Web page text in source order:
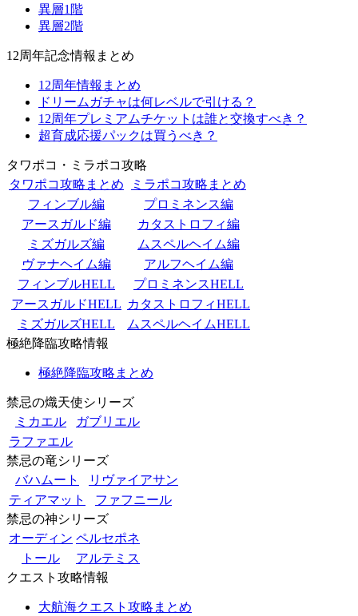
異層1階
異層2階
12周年記念情報まとめ
12周年情報まとめ
ドリームガチャは何レベルで引ける？
12周年プレミアムチケットは誰と交換すべき？
超育成応援パックは買うべき？
タワポコ・ミラポコ攻略
タワポコ攻略まとめ
ミラポコ攻略まとめ
フィンブル編
プロミネンス編
アースガルド編
カタストロフィ編
ミズガルズ編
ムスペルヘイム編
ヴァナヘイム編
アルフヘイム編
フィンブルHELL
プロミネンスHELL
アースガルドHELL カタストロフィHELL
ミズガルズHELL
ムスペルヘイムHELL
極絶降臨攻略情報
極絶降臨攻略まとめ
禁忌の熾天使シリーズ
ミカエル
ガブリエル
ラファエル
禁忌の竜シリーズ
バハムート
リヴァイアサン
ティアマット
ファフニール
禁忌の神シリーズ
オーディン ペルセポネ
トール
アルテミス
クエスト攻略情報
大航海クエスト攻略まとめ